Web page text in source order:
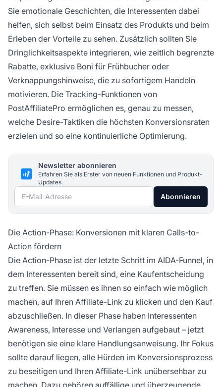
Sie emotionale Geschichten, die Interessenten dabei
helfen, sich selbst beim Einsatz des Produkts und beim
Erleben der Vorteile zu sehen. Zusätzlich sollten Sie
Dringlichkeitsaspekte integrieren, wie zeitlich begrenzte
Rabatte, exklusive Boni für Frühbucher oder
Verknappungshinweise, die zu sofortigem Handeln
motivieren. Die Tracking-Funktionen von
PostAffiliatePro ermöglichen es, genau zu messen,
welche Desire-Taktiken die höchsten Konversionsraten
erzielen und so eine kontinuierliche Optimierung.
Newsletter abonnieren
Erfahren Sie als Erster von neuen Funktionen und Produkt-
Updates.
E-Mail-Adresse Abonnieren
Die Action-Phase: Konversionen mit klaren Calls-to-
Action fördern
Die Action-Phase ist der letzte Schritt im AIDA-Funnel, in
dem Interessenten bereit sind, eine Kaufentscheidung
zu treffen. Sie müssen es ihnen so einfach wie möglich
machen, auf Ihren Affiliate-Link zu klicken und den Kauf
abzuschließen. In dieser Phase haben Interessenten
Awareness, Interesse und Verlangen aufgebaut – jetzt
benötigen sie eine klare Handlungsanweisung. Ihr Fokus
sollte darauf liegen, alle Hürden im Konversionsprozess
zu beseitigen und Ihren Affiliate-Link unübersehbar zu